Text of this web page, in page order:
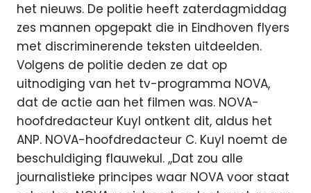
het nieuws. De politie heeft zaterdagmiddag
zes mannen opgepakt die in Eindhoven flyers
met discriminerende teksten uitdeelden.
Volgens de politie deden ze dat op
uitnodiging van het tv-programma NOVA,
dat de actie aan het filmen was. NOVA-
hoofdredacteur Kuyl ontkent dit, aldus het
ANP. NOVA-hoofdredacteur C. Kuyl noemt de
beschuldiging flauwekul. ,,Dat zou alle
journalistieke principes waar NOVA voor staat